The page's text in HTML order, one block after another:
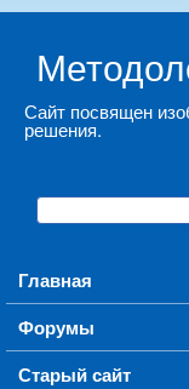
Сайт посвящен
решения.
Форма
Поиск
Main menu
Главная
Форумы
Старый сайт